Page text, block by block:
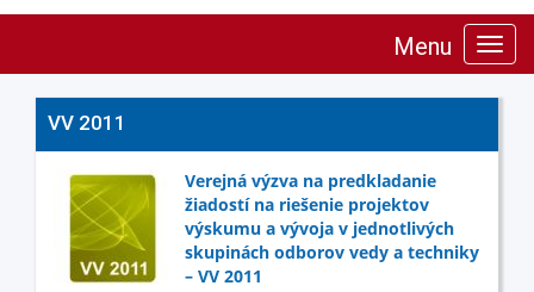
Menu
VV 2011
Verejná výzva na predkladanie
žiadostí na riešenie projektov
výskumu a vývoja v jednotlivých
skupinách odborov vedy a techniky
– VV 2011